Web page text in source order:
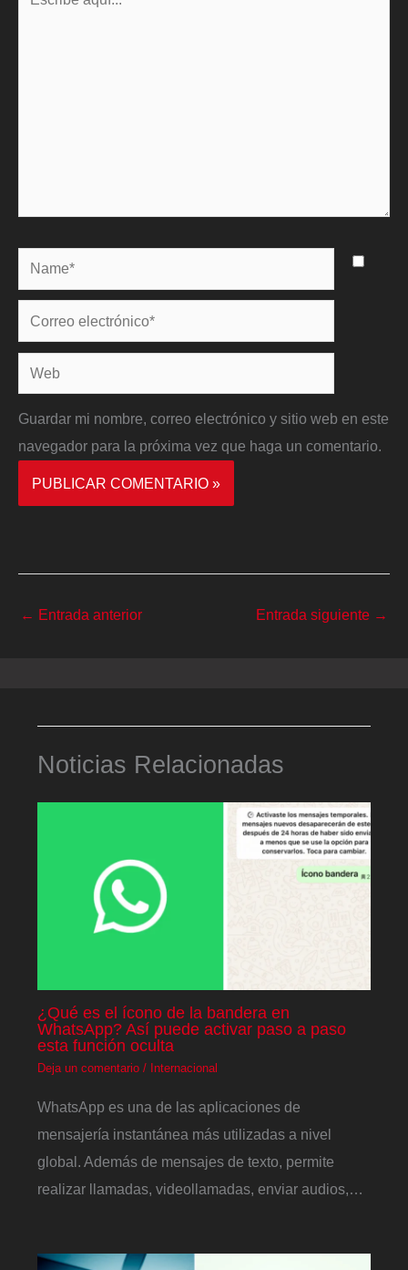
Name*
Correo
electrónico*
Web
Guardar mi nombre, correo electrónico y sitio web en este
navegador para la próxima vez que haga un comentario.
← Entrada anterior Entrada siguiente →
Noticias Relacionadas
¿Qué es el ícono de la bandera en
WhatsApp? Así puede activar paso a paso
esta función oculta
Deja un comentario / Internacional
WhatsApp es una de las aplicaciones de
mensajería instantánea más utilizadas a nivel
global. Además de mensajes de texto, permite
realizar llamadas, videollamadas, enviar audios,…